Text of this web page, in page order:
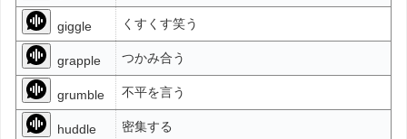
giggle くすくす笑う
grapple つかみ合う
grumble 不平を言う
huddle 密集する